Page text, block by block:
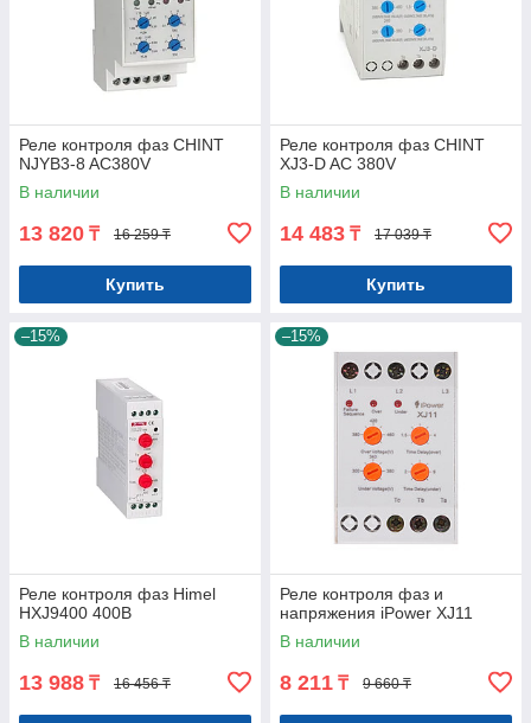
Реле контроля фаз CHINT
NJYB3-8 AC380V
В наличии
13 820 ₸ 16 259 ₸
Купить
Реле контроля фаз CHINT
XJ3-D AC 380V
В наличии
14 483 ₸ 17 039 ₸
Купить
–15%
Реле контроля фаз Himel
HXJ9400 400В
В наличии
13 988 ₸ 16 456 ₸
–15%
Реле контроля фаз и
напряжения iPower XJ11
В наличии
8 211 ₸ 9 660 ₸